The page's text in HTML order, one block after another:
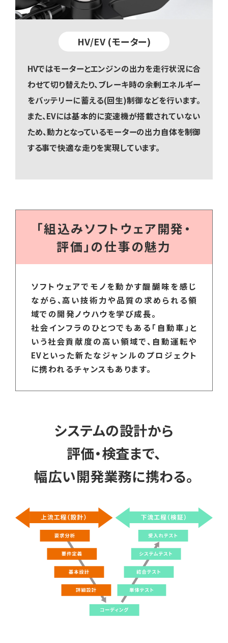
HV/EV (モーター)
HVではモーターとエンジンの出力を走行状況に合
わせて切り替えたり、ブレーキ時の余剰エネルギー
をバッテリーに蓄える(回生)制御などを行います。
また、EVには基本的に変速機が搭載されていない
ため、動力となっているモーターの出力自体を制御
する事で快適な走りを実現しています。
「組込みソフトウェア開発・
評価」の仕事の魅力
ソフトウェアでモノを動かす醍醐味を感じ
ながら、高い技術力や品質の求められる領
域での開発ノウハウを学び成長。
社会インフラのひとつでもある「自動車」と
いう社会貢献度の高い領域で、自動運転や
EVといった新たなジャンルのプロジェクト
に携われるチャンスもあります。
システムの設計から
評価・検査まで、
幅広い開発業務に携わる。